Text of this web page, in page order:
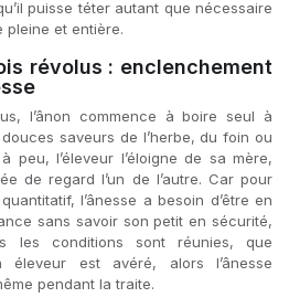
puisse téter autant que nécessaire
pleine et entière.
révolus : enclenchement
l’ânon commence à boire seul à
saveurs de l’herbe, du foin ou
peu, l’éleveur l’éloigne de sa mère,
de regard l’un de l’autre. Car pour
l’ânesse a besoin d’être en
sans savoir son petit en sécurité,
les conditions sont réunies, que
éleveur est avéré, alors l’ânesse
pendant la traite.